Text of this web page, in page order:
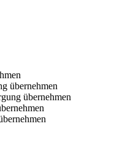
übernehmen
übernehmen